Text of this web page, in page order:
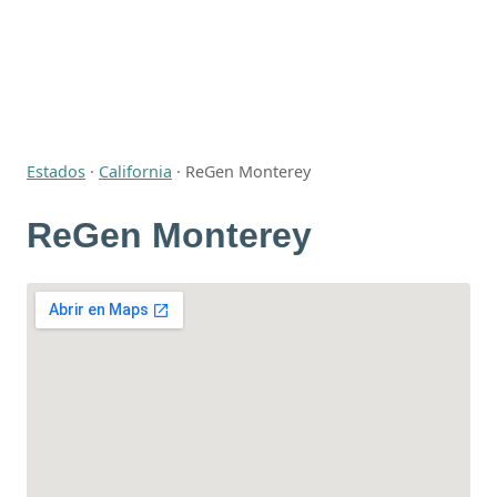
Estados · California · ReGen Monterey
ReGen Monterey